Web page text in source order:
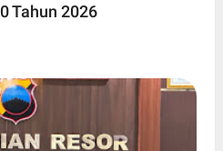
Tahun 2026